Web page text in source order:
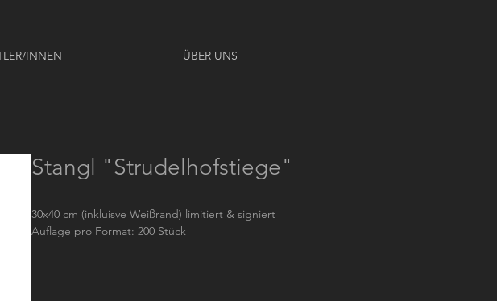
INNEN ÜBER UNS
Stangl "Strudelhofstiege"
30x40 cm (inkluisve Weißrand) limitiert & signiert
Auflage pro Format: 200 Stück